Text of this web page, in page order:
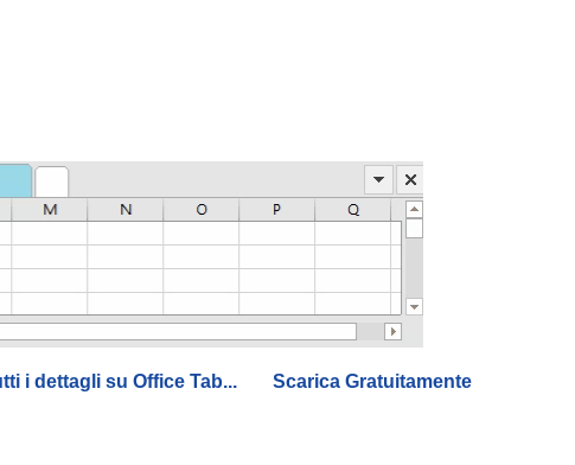
i dettagli su Office Tab... Scarica Gratuitamente